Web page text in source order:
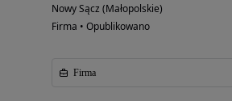
Nowy Sącz (Małopolskie)
Firma • Opublikowano
Firma